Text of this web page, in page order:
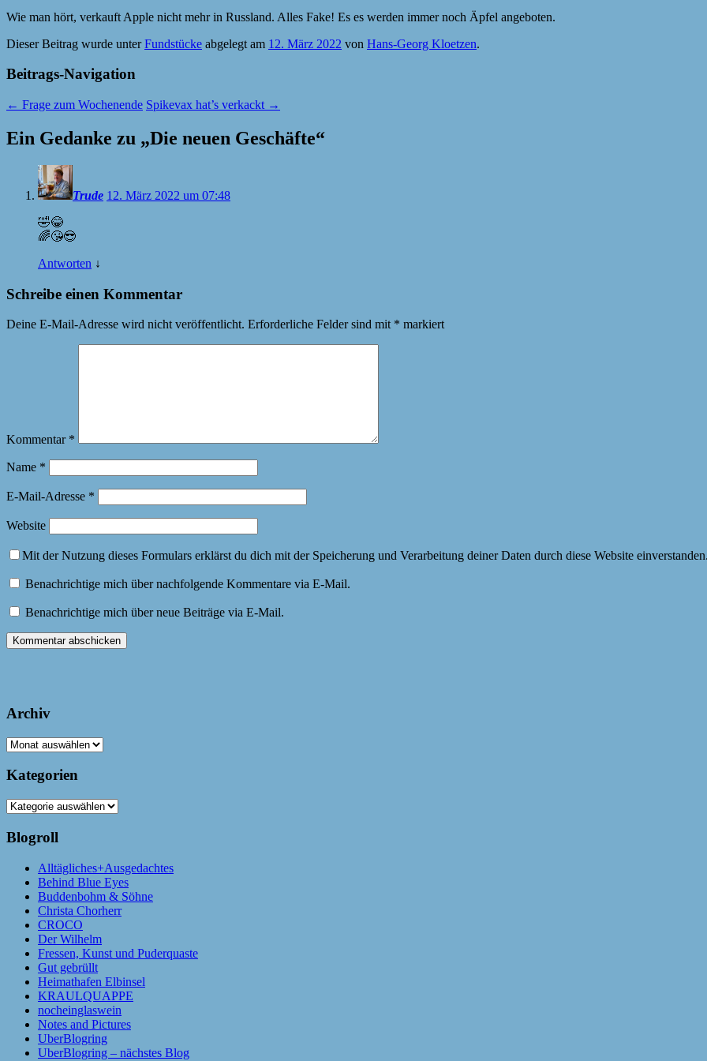
Wie man hört, verkauft Apple nicht mehr in Russland. Alles Fake! Es es werden immer noch Äpfel angeboten.
Dieser Beitrag wurde unterFundstücke abgelegt am 12. März 2022 von Hans-Georg Kloetzen.
Beitrags-Navigation
← Frage zum Wochenende Spikevax hat’s verkackt →
Ein Gedanke zu „Die neuen Geschäfte“
Trude 12. März 2022 um 07:48
🤣😂
🌈😘😎
Antworten ↓
Schreibe einen Kommentar
Deine E-Mail-Adresse wird nicht veröffentlicht. Erforderliche Felder sind mit * markiert
Kommentar *
Name *
E-Mail-Adresse *
Website
Mit der Nutzung dieses Formulars erklärst du dich mit der Speicherung und Verarbeitung deiner Daten durch diese Website
Benachrichtige mich über nachfolgende Kommentare via E-Mail.
Benachrichtige mich über neue Beiträge via E-Mail.
Archiv
Archiv
Kategorien
Kategorien
Blogroll
Alltägliches+Ausgedachtes
Behind Blue Eyes
Buddenbohm & Söhne
Christa Chorherr
CROCO
Der Wilhelm
Fressen, Kunst und Puderquaste
Gut gebrüllt
Heimathafen Elbinsel
KRAULQUAPPE
nocheinglaswein
Notes and Pictures
UberBlogring
UberBlogring – nächstes Blog